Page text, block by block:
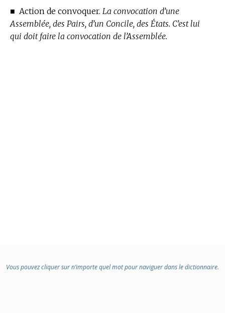
■ Action de convoquer. La convocation d’une
Assemblée, des Pairs, d’un Concile, des États. C’est lui
qui doit faire la convocation de l’Assemblée.
Vous pouvez cliquer sur n’importe quel mot pour naviguer dans le dictionnaire.